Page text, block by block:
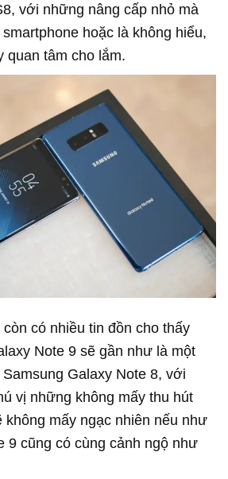
với những nâng cấp nhỏ mà
hoặc là không hiểu,
quan tâm cho lắm.
có nhiều tin đồn cho thấy
Note 9 sẽ gần như là một
Galaxy Note 8, với
vị những không mấy thu hút
không mấy ngạc nhiên nếu như
9 cũng có cùng cảnh ngộ như